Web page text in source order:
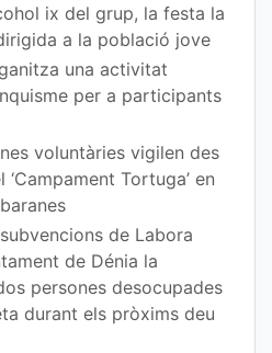
ix del grup, la festa la
a la població jove
una activitat
per a participants
voluntàries vigilen des
Tortuga’ en
de Labora
de Dénia la
persones desocupades
durant els pròxims deu